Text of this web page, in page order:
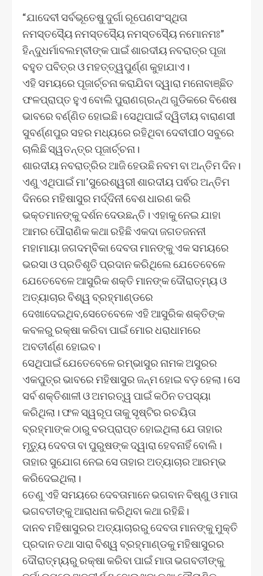
“ଯାଦେବୀ ସର୍ବଭୂତେଷୁ ଦୁର୍ଗା ରୂପେଣସଂସ୍ଥିତା
ନମସ୍ତସ୍ୟୈ ନମସ୍ତସ୍ୟୈ ନମସ୍ତସ୍ୟୈ ନମୋନମଃ”
ହିନ୍ଦୁଧର୍ମାବଲମ୍ବୀଙ୍କ ପାଇଁ ଶାରଦୀୟ ନବରାତ୍ର ପୂଜା
ବହୁତ ପବିତ୍ର ଓ ମହତ୍ତ୍ୱପୁର୍ଣ୍ଣ କୁହାଯାଏ।
ଏହି ସମୟରେ ପୂଜାର୍ଚ୍ଚନା କରାଯିବା ଦ୍ୱାରା ମନୋବାଞ୍ଛିତ
ଫଳପ୍ରାପ୍ତ ହୁଏ ବୋଲି ପୁରାଣଗ୍ରନ୍ଥ ଗୁଡିକରେ ବିଶେଷ
ଭାବରେ ବର୍ଣ୍ଣିତ ହୋଇଛି। ସେଥିପାଇଁ ଦ୍ୱିତୀୟ ବାରାଣସୀ
ସୁବର୍ଣ୍ଣପୁର ସହର ମଧ୍ୟରେ ରହିଥିବା ଦେବୀପୀଠ ସବୁରେ
ଚାଲିଛି ସ୍ୱତନ୍ତ୍ର ପୂଜାର୍ଚ୍ଚନା।
ଶାରଦୀୟ ନବରାତ୍ରିର ଆଜି ହେଉଛି ନବମ ବା ଅନ୍ତିମ ଦିନ।
ଏଣୁ ଏଥିପାଇଁ ମା’ସୁରେଶ୍ୱରୀ ଶାରଦୀୟ ପର୍ଵର ଅନ୍ତିମ
ଦିନରେ ମହିଷାସୁର ମର୍ଦ୍ଦିନୀ ବେଶ ଧାରଣ କରି
ଭକ୍ତମାନଙ୍କୁ ଦର୍ଶନ ଦେଉଛନ୍ତି। ଏହାକୁ ନେଇ ଯାହା
ଆମର ପୌରାଣିକ କଥା ରହିଛି ଏକଦା ଜଗତଜନନୀ
ମହାମାୟା ଜଗଦମ୍ବିକା ଦେବତା ମାନଙ୍କୁ ଏକ ସମୟରେ
ଭରସା ଓ ପ୍ରତିଶୃତି ପ୍ରଦାନ କରିଥିଲେ ଯେତେବେଳେ
ଯେତେବେଳେ ଆସୁରିକ ଶକ୍ତି ମାନଙ୍କ ଦୌରାତ୍ମ୍ୟ ଓ
ଅତ୍ୟାଚାର ବିଶ୍ୱ ବ୍ରହ୍ମାଣ୍ଡରେ
ଦେଖାଦେଇଥିବ,ସେତେବେଳେ ଏହି ଆସୁରିକ ଶକ୍ତିଙ୍କ
କବଳରୁ ରକ୍ଷା କରିବା ପାଇଁ ମୋର ଧରାଧାମରେ
ଅବତୀର୍ଣ୍ଣ ହୋଇବ।
ସେଥିପାଇଁ ଯେତେବେଳେ ରମ୍ଭାସୁର ନାମକ ଅସୁରର
ଏକପୁତ୍ର ଭାବରେ ମହିଷାସୁର ଜନ୍ମ ହୋଇ ବଡ଼ ହେଲା। ସେ
ସର୍ବ ଶକ୍ତିଶାଳୀ ଓ ଅମରତ୍ୱ ପାଇଁ କଠିନ ତପସ୍ୟା
କରିଥିଲା। ଫଳ ସ୍ୱରୂପ ତାକୁ ସୃଷ୍ଟିର ରଚୟିତା
ବ୍ରହ୍ମାଙ୍କ ଠାରୁ ବରପ୍ରାପ୍ତ ହୋଇଥିଲା ଯେ ତାହାର
ମୃତ୍ୟୁ ଦେବତା ବା ପୁରୁଷଙ୍କ ଦ୍ୱାରା ହେବନାହିଁ ବୋଲି।
ତାହାର ସୁଯୋଗ ନେଇ ସେ ତାହାର ଅତ୍ୟାଚାର ଆରମ୍ଭ
କରିଦେଇଥିଲା।
ତେଣୁ ଏହି ସମୟରେ ଦେବତାମାନେ ଭଗବାନ ବିଷ୍ଣୁ ଓ ମାତା
ଭଗବତୀଙ୍କୁ ଆରାଧନା କରିଥିବା କଥା ରହିଛି।
ଦାନବ ମହିଷାସୁରର ଅତ୍ୟାଚାରରୁ ଦେବତା ମାନଙ୍କୁ ମୁକ୍ତି
ପ୍ରଦାନ ତଥା ସାରା ବିଶ୍ୱ ବ୍ରହ୍ମାଣ୍ଡକୁ ମହିଷାସୁରର
ଦୌରାତ୍ମ୍ୟରୁ ରକ୍ଷା କରିବା ପାଇଁ ମାତା ଭଗବତୀଙ୍କୁ